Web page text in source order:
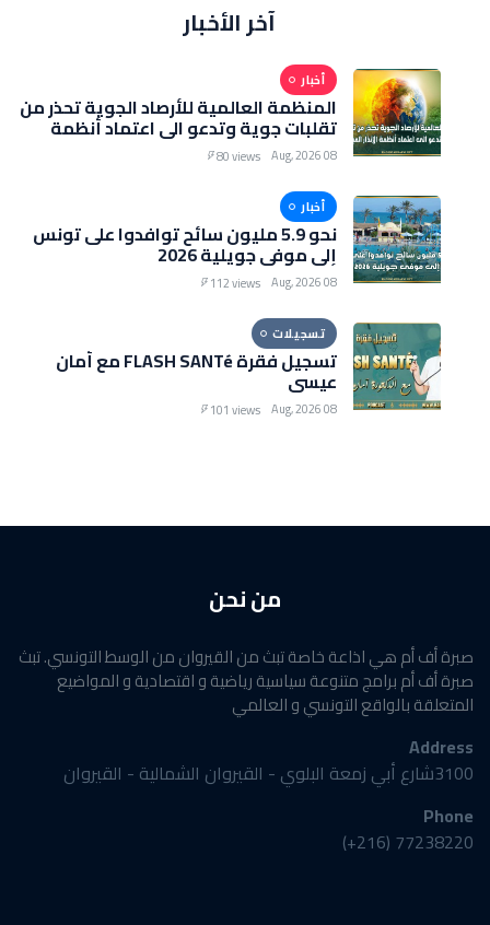
آخر الأخبار
أخبار
المنظمة العالمية للأرصاد الجوية تحذر من
تقلبات جوية وتدعو الى اعتماد أنظمة
الإنذار المبكر
08 Aug, 2026
80 views
أخبار
نحو 5.9 مليون سائح توافدوا على تونس
إلى موفى جويلية 2026
08 Aug, 2026
112 views
تسجيلات
تسجيل فقرة FLASH SANTé مع أمان
عيسى
08 Aug, 2026
101 views
من نحن
صبرة أف أم هي اذاعة خاصة تبث من القيروان من الوسط التونسي. تبث
صبرة أف أم برامج متنوعة سياسية رياضية و اقتصادية و المواضيع
المتعلقة بالواقع التونسي و العالمي
Address
3100شارع أبي زمعة البلوي - القيروان الشمالية - القيروان
Phone
77238220 (216+)